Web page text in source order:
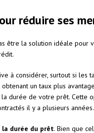
réduire ses
être la solution idéale pour
à considérer, surtout si les
un taux plus
durée de votre prêt. Cette
il y a plusieurs années.
durée du prêt. Bien que